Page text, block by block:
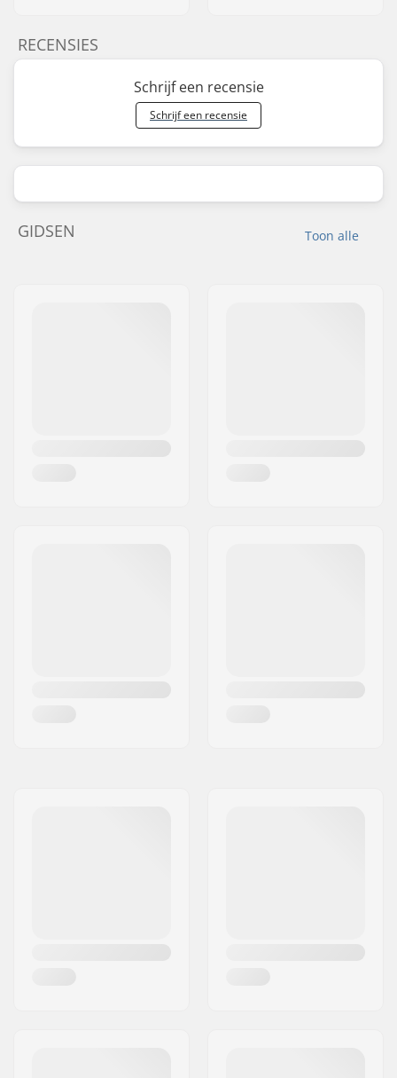
RECENSIES
Schrijf een recensie
Schrijf een recensie
Toon alle
GIDSEN